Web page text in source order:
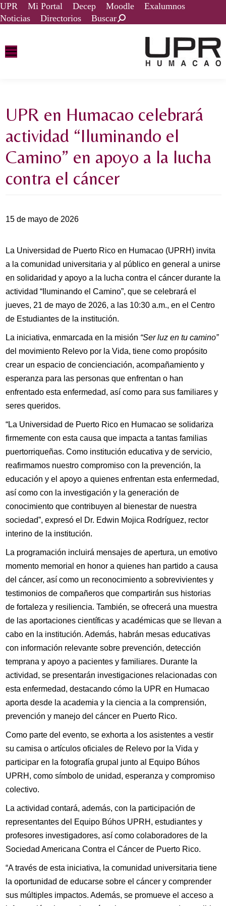
UPR Mi Portal Decep Moodle
Exalumnos
Noticias
Directorios Buscar
UPR en Humacao celebrará
actividad “Iluminando el
Camino” en apoyo a la lucha
contra el cáncer
15 de mayo de 2026
La Universidad de Puerto Rico en Humacao (UPRH) invita
a la comunidad universitaria y al público en general a unirse
en solidaridad y apoyo a la lucha contra el cáncer durante la
actividad “Iluminando el Camino”, que se celebrará el
jueves, 21 de mayo de 2026, a las 10:30 a.m., en el Centro
de Estudiantes de la institución.
La iniciativa, enmarcada en la misión “Ser luz en tu camino”
del movimiento Relevo por la Vida, tiene como propósito
crear un espacio de concienciación, acompañamiento y
esperanza para las personas que enfrentan o han
enfrentado esta enfermedad, así como para sus familiares y
seres queridos.
“La Universidad de Puerto Rico en Humacao se solidariza
firmemente con esta causa que impacta a tantas familias
puertorriqueñas. Como institución educativa y de servicio,
reafirmamos nuestro compromiso con la prevención, la
educación y el apoyo a quienes enfrentan esta enfermedad,
así como con la investigación y la generación de
conocimiento que contribuyen al bienestar de nuestra
sociedad”, expresó el Dr. Edwin Mojica Rodríguez, rector
interino de la institución.
La programación incluirá mensajes de apertura, un emotivo
momento memorial en honor a quienes han partido a causa
del cáncer, así como un reconocimiento a sobrevivientes y
testimonios de compañeros que compartirán sus historias
de fortaleza y resiliencia. También, se ofrecerá una muestra
de las aportaciones científicas y académicas que se llevan a
cabo en la institución. Además, habrán mesas educativas
con información relevante sobre prevención, detección
temprana y apoyo a pacientes y familiares. Durante la
actividad, se presentarán investigaciones relacionadas con
esta enfermedad, destacando cómo la UPR en Humacao
aporta desde la academia y la ciencia a la comprensión,
prevención y manejo del cáncer en Puerto Rico.
Como parte del evento, se exhorta a los asistentes a vestir
su camisa o artículos oficiales de Relevo por la Vida y
participar en la fotografía grupal junto al Equipo Búhos
UPRH, como símbolo de unidad, esperanza y compromiso
colectivo.
La actividad contará, además, con la participación de
representantes del Equipo Búhos UPRH, estudiantes y
profesores investigadores, así como colaboradores de la
Sociedad Americana Contra el Cáncer de Puerto Rico.
“A través de esta iniciativa, la comunidad universitaria tiene
la oportunidad de educarse sobre el cáncer y comprender
sus múltiples impactos. Además, se promueve el acceso a